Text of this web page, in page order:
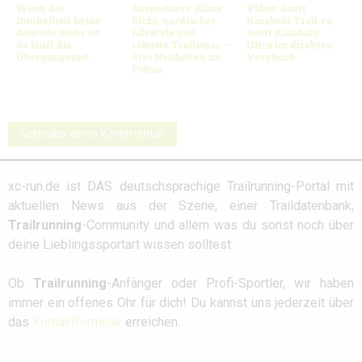
Wenn die
Dunkelheit keine
Ausrede mehr ist.
So läuft die
Übergangszeit.
Ausprobiert: Klare
Sicht, nordischer
Lifestyle und
robuste Trailwear –
drei Neuheiten im
Fokus
Video: Scott
Kinabalu Trail vs.
Scott Kinabalu
Ultra im direkten
Vergleich
Schreibe einen Kommentar
xc-run.de ist DAS deutschsprachige Trailrunning-Portal mit
aktuellen News aus der Szene, einer Traildatenbank,
Trailrunning-Community und allem was du sonst noch über
deine Lieblingssportart wissen solltest.
Ob Trailrunning-Anfänger oder Profi-Sportler, wir haben
immer ein offenes Ohr für dich! Du kannst uns jederzeit über
das Kontaktformular erreichen.